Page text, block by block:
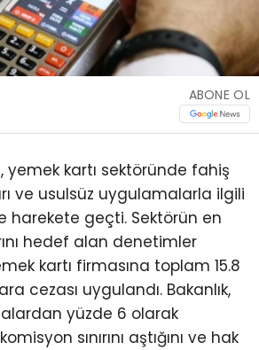
ABONE OL
yemek kartı sektöründe fahiş
ve usulsüz uygulamalarla ilgili
harekete geçti. Sektörün en
hedef alan denetimler
kartı firmasına toplam 15.8
cezası uygulandı. Bakanlık,
yüzde 6 olarak
sınırını aştığını ve hak